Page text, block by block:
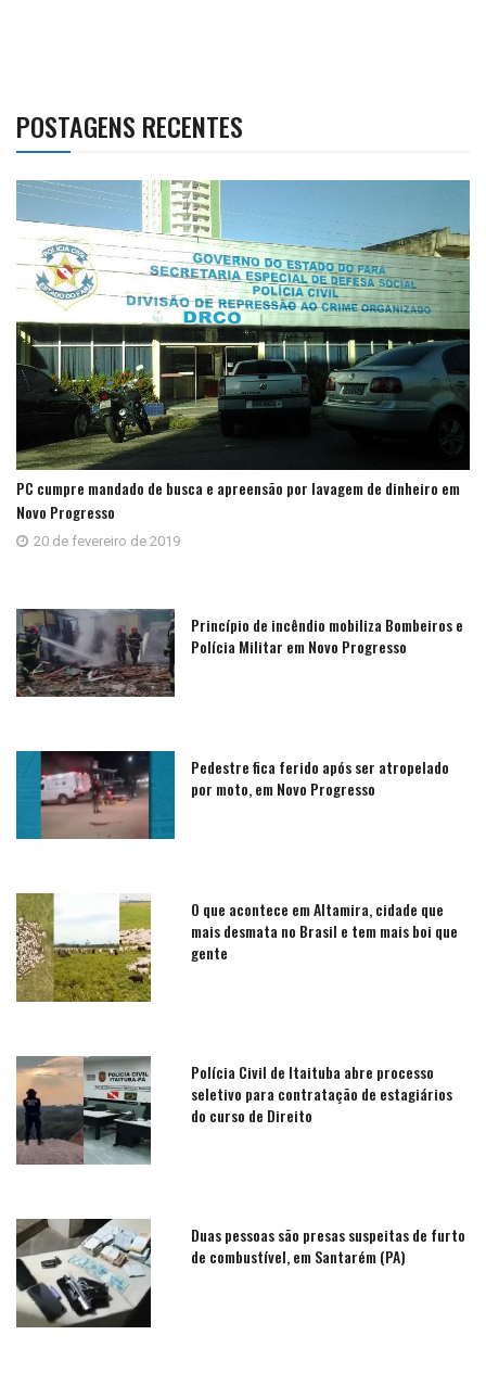
POSTAGENS RECENTES
PC cumpre mandado de busca e apreensão por lavagem de dinheiro em
Novo Progresso
20 de fevereiro de 2019
Princípio de incêndio mobiliza Bombeiros e
Polícia Militar em Novo Progresso
Pedestre fica ferido após ser atropelado
por moto, em Novo Progresso
O que acontece em Altamira, cidade que
mais desmata no Brasil e tem mais boi que
gente
Polícia Civil de Itaituba abre processo
seletivo para contratação de estagiários
do curso de Direito
Duas pessoas são presas suspeitas de furto
de combustível, em Santarém (PA)